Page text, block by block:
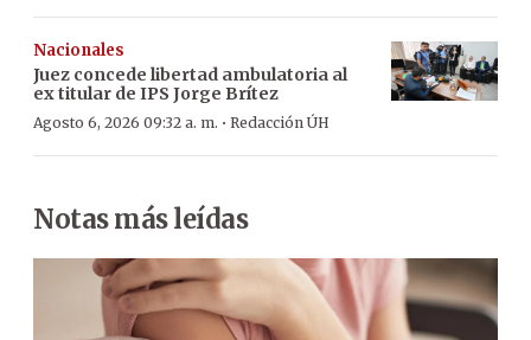
Nacionales
Juez concede libertad ambulatoria al
ex titular de IPS Jorge Brítez
Agosto 6, 2026 09:32 a. m. · Redacción ÚH
Notas más leídas